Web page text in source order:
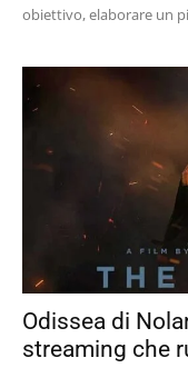
obiettivo, elaborare un
Odissea di
streaming che